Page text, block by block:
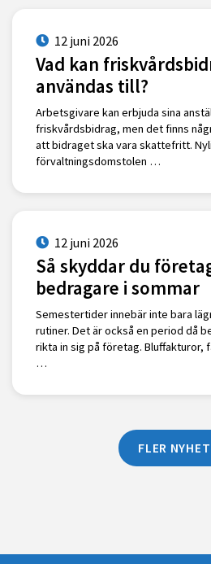
12 juni 2026
Vad kan
användas till?
Arbetsgivare kan erbjuda sina
friskvårdsbidrag, men det finns
att bidraget ska vara skattefritt.
förvaltningsdomstolen …
12 juni 2026
Så skyddar du
bedragare i sommar
Semestertider innebär inte bara
rutiner. Det är också en period då
rikta in sig på företag. Bluffakturor,
…
FLER